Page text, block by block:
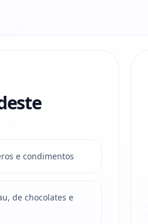
e condimentos
de chocolates e